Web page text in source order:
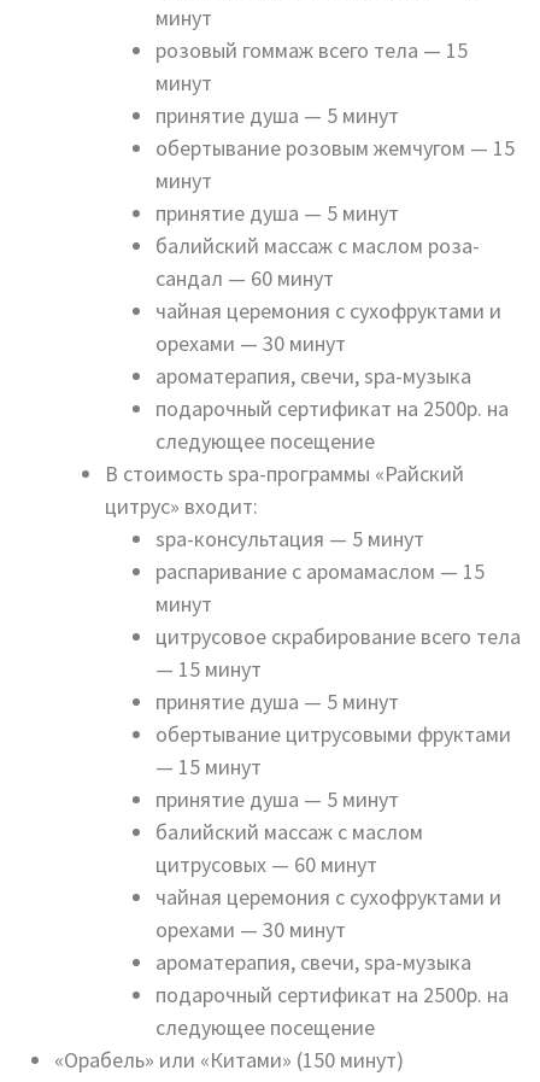
минут
розовый гоммаж всего тела — 15
минут
принятие душа — 5 минут
обертывание розовым жемчугом — 15
минут
принятие душа — 5 минут
балийский массаж с маслом роза-
сандал — 60 минут
чайная церемония с сухофруктами и
орехами — 30 минут
ароматерапия, свечи, spa-музыка
подарочный сертификат на 2500р. на
следующее посещение
В стоимость spa-программы «Райский
цитрус» входит:
spa-консультация — 5 минут
распаривание с аромамаслом — 15
минут
цитрусовое скрабирование всего тела
— 15 минут
принятие душа — 5 минут
обертывание цитрусовыми фруктами
— 15 минут
принятие душа — 5 минут
балийский массаж с маслом
цитрусовых — 60 минут
чайная церемония с сухофруктами и
орехами — 30 минут
ароматерапия, свечи, spa-музыка
подарочный сертификат на 2500р. на
следующее посещение
«Орабель» или «Китами» (150 минут)